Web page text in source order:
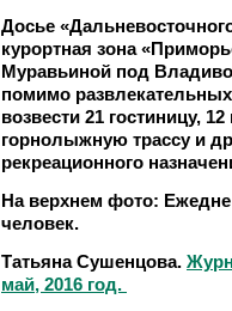
Досье
курортная зона
Муравьиной под
помимо
возвести 21 гостиницу,
горнолыжную трассу и
рекреационного
На верхнем фото:
человек.
Татьяна Сушенцова.
май, 2016 год.